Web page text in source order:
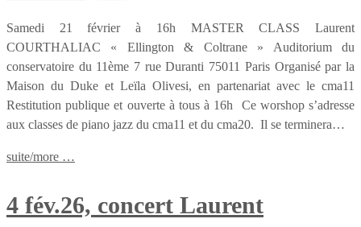
Samedi 21 février à 16h MASTER CLASS Laurent
COURTHALIAC « Ellington & Coltrane » Auditorium du
conservatoire du 11ème 7 rue Duranti 75011 Paris Organisé par la
Maison du Duke et Leïla Olivesi, en partenariat avec le cma11
Restitution publique et ouverte à tous à 16h Ce worshop s’adresse
aux classes de piano jazz du cma11 et du cma20. Il se terminera…
suite/more …
4 fév.26, concert Laurent